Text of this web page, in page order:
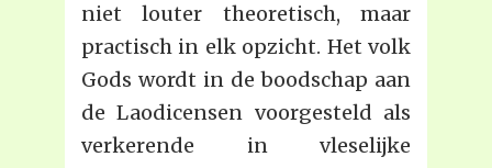
niet louter theoretisch, maar
practisch in elk opzicht. Het volk
Gods wordt in de boodschap aan
de Laodicensen voorgesteld als
verkerende in vleselijke